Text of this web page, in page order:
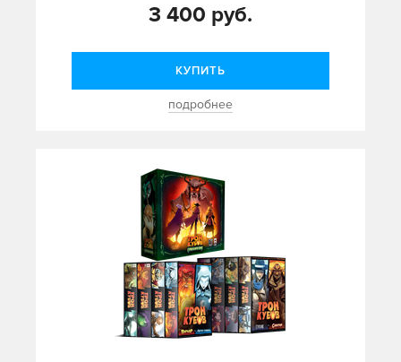
3 400 руб.
КУПИТЬ
подробнее